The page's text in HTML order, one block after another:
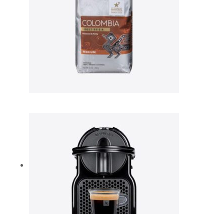
Convallis quam sit 13.00
Aliquet auctor sem $165.00